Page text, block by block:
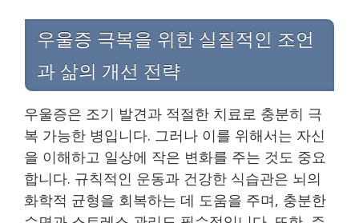
우울증 극복을 위한 실질적인 조언
과 삶의 개선 전략
우울증은 조기 발견과 적절한 치료로 충분히 극
복 가능한 병입니다. 그러나 이를 위해서는 자신
을 이해하고 일상에 작은 변화를 주는 것도 중요
합니다. 규칙적인 운동과 건강한 식습관은 뇌의
화학적 균형을 회복하는 데 도움을 주며, 충분한